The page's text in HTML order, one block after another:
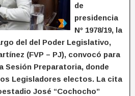
de
presidencia
Nº 1978/19, la
del del Poder Legislativo,
(FVP – PJ), convocó para
Sesión Preparatoria, donde
Legisladores electos. La cita
José “Cochocho”